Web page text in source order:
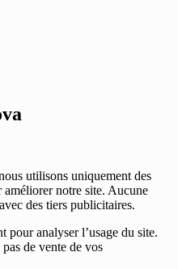
utilisons uniquement des
améliorer notre site. Aucune
des tiers publicitaires.
pour analyser l’usage du site.
de vente de vos